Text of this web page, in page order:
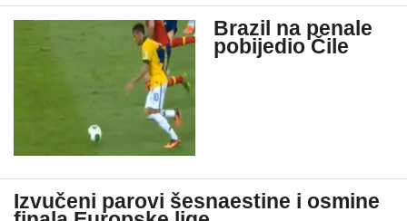
Brazil na penale
pobijedio Čile
Izvučeni parovi šesnaestine i osmine